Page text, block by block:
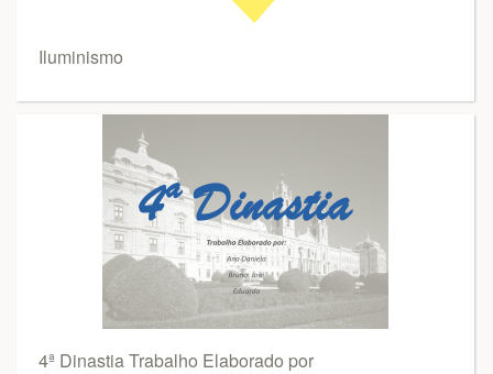
Iluminismo
4ª Dinastia Trabalho Elaborado por